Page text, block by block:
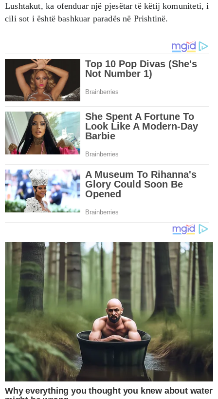
Lushtakut, ka ofenduar një pjesëtar të këtij komuniteti, i
cili sot i është bashkuar paradës në Prishtinë.